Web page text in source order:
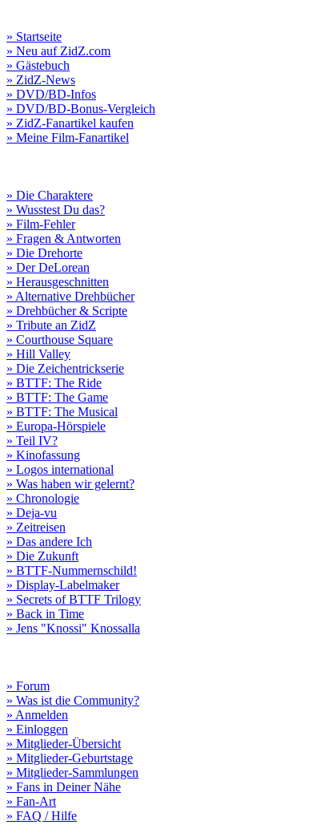
» Startseite
» Neu auf ZidZ.com
» Gästebuch
» ZidZ-News
» DVD/BD-Infos
» DVD/BD-Bonus-Vergleich
» ZidZ-Fanartikel kaufen
» Meine Film-Fanartikel
» Die Charaktere
» Wusstest Du das?
» Film-Fehler
» Fragen & Antworten
» Die Drehorte
» Der DeLorean
» Herausgeschnitten
» Alternative Drehbücher
» Drehbücher & Scripte
» Tribute an ZidZ
» Courthouse Square
» Hill Valley
» Die Zeichentrickserie
» BTTF: The Ride
» BTTF: The Game
» BTTF: The Musical
» Europa-Hörspiele
» Teil IV?
» Kinofassung
» Logos international
» Was haben wir gelernt?
» Chronologie
» Deja-vu
» Zeitreisen
» Das andere Ich
» Die Zukunft
» BTTF-Nummernschild!
» Display-Labelmaker
» Secrets of BTTF Trilogy
» Back in Time
» Jens "Knossi" Knossalla
» Forum
» Was ist die Community?
» Anmelden
» Einloggen
» Mitglieder-Übersicht
» Mitglieder-Geburtstage
» Mitglieder-Sammlungen
» Fans in Deiner Nähe
» Fan-Art
» FAQ / Hilfe